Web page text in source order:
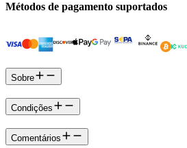
Métodos de pagamento suportados
Sobre
Condições
Comentários